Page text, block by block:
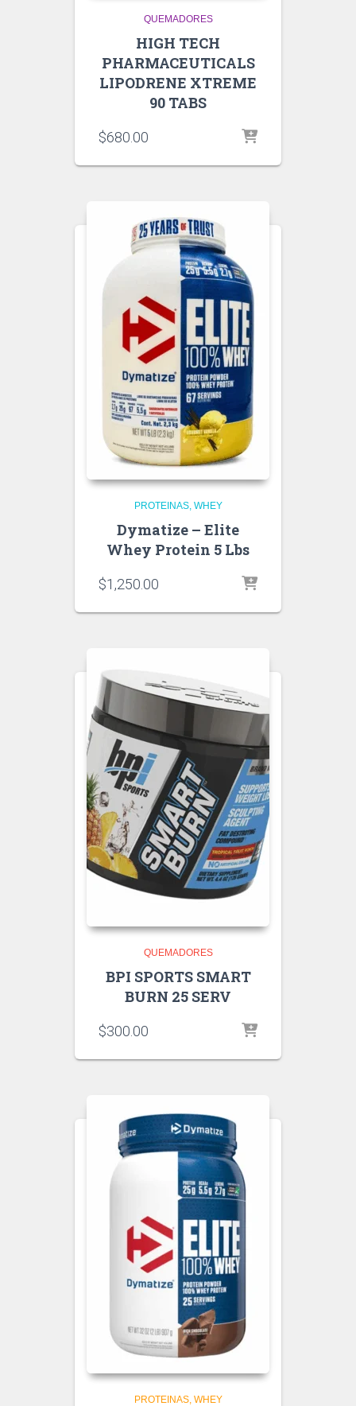
QUEMADORES
HIGH TECH
PHARMACEUTICALS
LIPODRENE XTREME
90 TABS
$680.00
PROTEINAS WHEY
Dymatize – Elite
Whey Protein 5 Lbs
$1,250.00
QUEMADORES
BPI SPORTS SMART
BURN 25 SERV
$300.00
PROTEINAS WHEY